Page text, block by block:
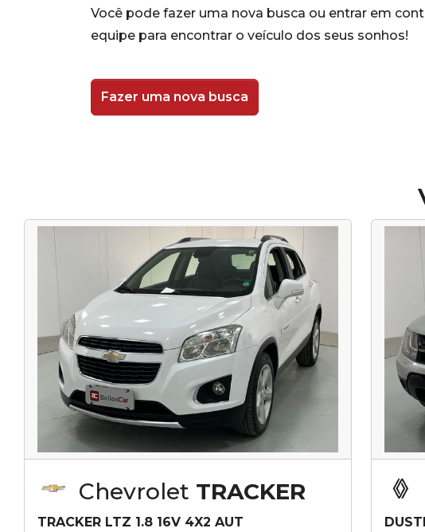
Você pode fazer uma nova busca ou entrar em
equipe para encontrar o veículo dos seus sonhos!
Fazer uma nova busca
Chevrolet TRACKER
TRACKER LTZ 1.8 16V 4X2 AUT